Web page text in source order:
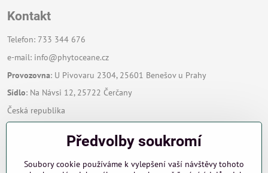
Kontakt
Telefon: 733 344 676
e-mail: info@phytoceane.cz
Provozovna: U Pivovaru 2304, 25601 Benešov u Prahy
Sídlo: Na Návsi 12, 25722 Čerčany
Česká republika
Zavoláme Vám zpětPředvolby soukromí
Soubory cookie používáme k vylepšení vaší návštěvy tohoto